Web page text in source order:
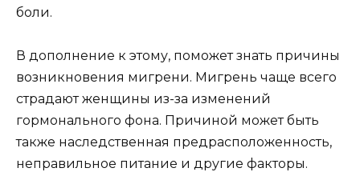
боли.
В дополнение к этому, поможет знать причины
возникновения мигрени. Мигрень чаще всего
страдают женщины из-за изменений
гормонального фона. Причиной может быть
также наследственная предрасположенность,
неправильное питание и другие факторы.